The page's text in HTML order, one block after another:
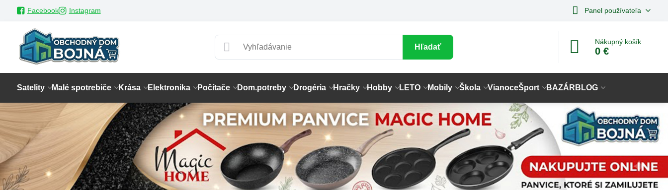
Facebook Instagram Panel používateľa
Hľadať
Nákupný košík
0 €
Satelity Malé spotrebiče Krása Elektronika Počítače Dom.potreby Drogéria Hračky Hobby LETO Mobily Škola VianoceŠport BAZÁR BLOG